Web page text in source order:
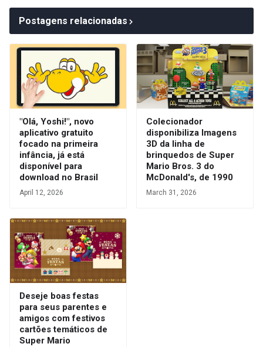
Postagens relacionadas
"Olá, Yoshi!", novo
aplicativo gratuito
focado na primeira
infância, já está
disponível para
download no Brasil
April 12, 2026
Colecionador
disponibiliza Imagens
3D da linha de
brinquedos de Super
Mario Bros. 3 do
McDonald's, de 1990
March 31, 2026
Deseje boas festas
para seus parentes e
amigos com festivos
cartões temáticos de
Super Mario